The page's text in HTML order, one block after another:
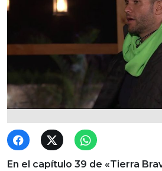
En el capítulo 39 de «Tierra